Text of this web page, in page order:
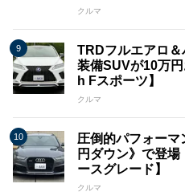
クルマ
TRDフルエアロ
装備SUVが10万
h Fスポーツ】
クルマ
圧倒的パフォー
円ダウン》で登
ースグレード】
クルマ